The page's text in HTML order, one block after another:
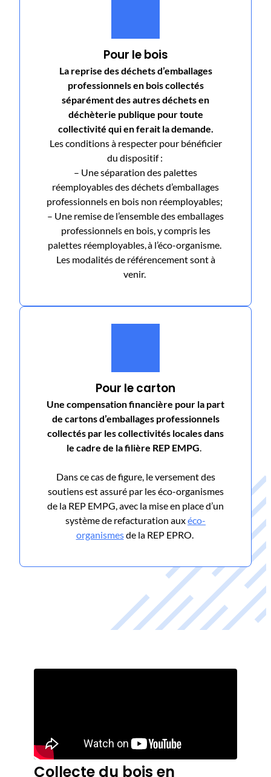
Pour le bois
La reprise des déchets d’emballages
professionnels en bois collectés
séparément des autres déchets en
déchèterie publique pour toute
collectivité qui en ferait la demande.
Les conditions à respecter pour bénéficier
du dispositif :
– Une séparation des palettes
réemployables des déchets d’emballages
professionnels en bois non réemployables;
– Une remise de l’ensemble des emballages
professionnels en bois, y compris les
palettes réemployables, à l’éco-organisme.
Les modalités de référencement sont à
venir.
Pour le carton
Une compensation financière pour la part
de cartons d’emballages professionnels
collectés par les collectivités locales dans
le cadre de la filière REP EMPG.
Dans ce cas de figure, le versement des
soutiens est assuré par les éco-organismes
de la REP EMPG, avec la mise en place d’un
système de refacturation auxéco-
organismesde la REP EPRO.
Collecte du bois en